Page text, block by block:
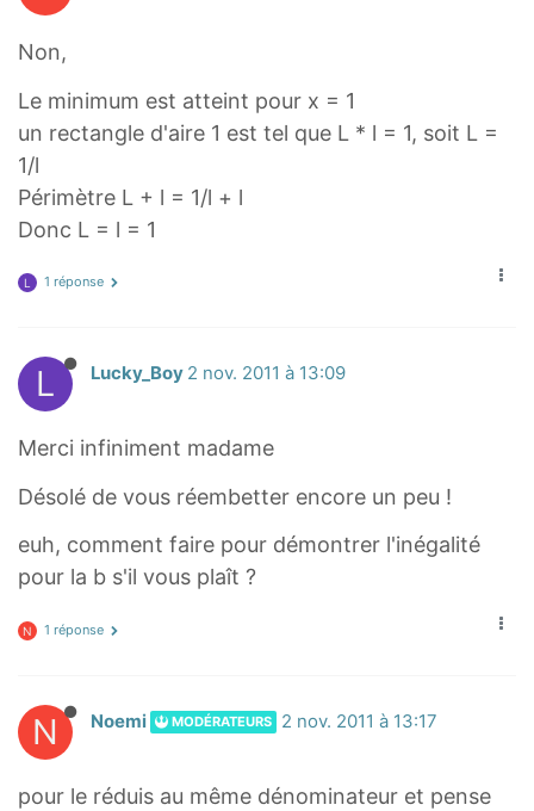
Non,
Le minimum est atteint pour x = 1
un rectangle d'aire 1 est tel que L * l = 1, soit L =
1/l
Périmètre L + l = 1/l + l
Donc L = l = 1
L 1 réponse
L Lucky_Boy 2 nov. 2011 à 13:09
Merci infiniment madame
Désolé de vous réembetter encore un peu !
euh, comment faire pour démontrer l'inégalité
pour la b s'il vous plaît ?
N 1 réponse
N Noemi MODÉRATEURS 2 nov. 2011 à 13:17
pour le réduis au même dénominateur et pense